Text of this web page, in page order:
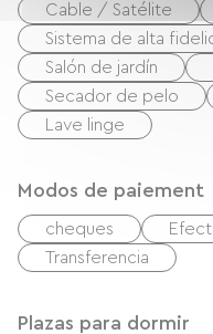
Cable / Satélite
Sistema de alta
Salón de jardín
Secador de pelo
Lave linge
Modos de paiement
cheques
Transferencia
Plazas para dormir